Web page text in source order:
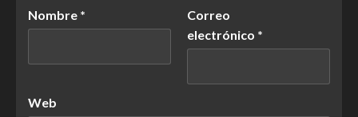
Nombre *
Correo
electrónico *
Web